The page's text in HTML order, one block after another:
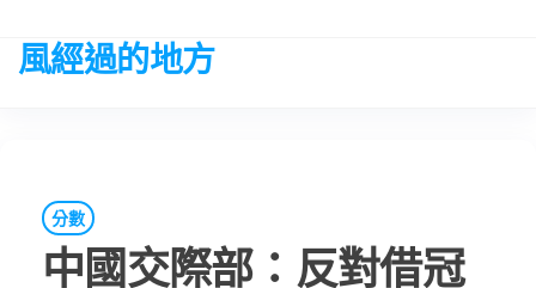
the
風經過的地方
分數
中國交際部：反對借冠